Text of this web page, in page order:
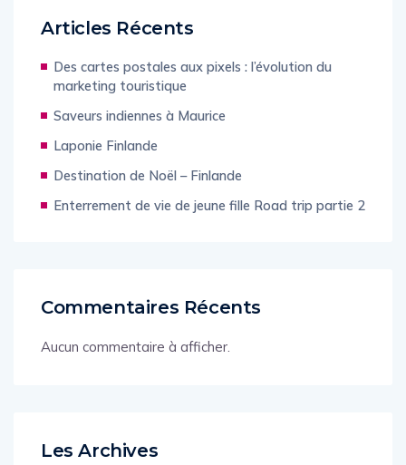
Articles Récents
Des cartes postales aux pixels : l’évolution du
marketing touristique
Saveurs indiennes à Maurice
Laponie Finlande
Destination de Noël – Finlande
Enterrement de vie de jeune fille Road trip partie 2
Commentaires Récents
Aucun commentaire à afficher.
Les Archives